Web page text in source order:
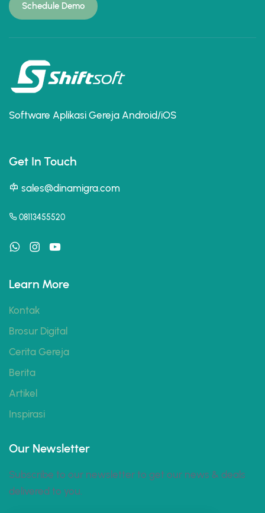
Schedule Demo
Software Aplikasi Gereja Android/iOS
Get In Touch
sales@dinamigra.com
08113455520
Learn More
Kontak
Brosur Digital
Cerita Gereja
Berita
Artikel
Inspirasi
Our Newsletter
Subscribe to our newsletter to get our news & deals
delivered to you.